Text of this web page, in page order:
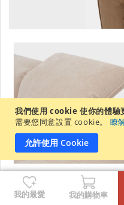
我們使用 cookie 使你的體驗
需要您同意設置 cookie。
瞭
允許使用 Cookie
我的最愛 我的購物車
-